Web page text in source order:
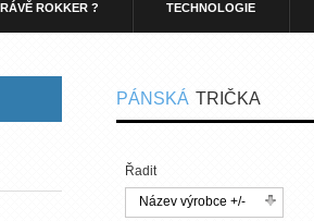
ROKKER ? TECHNOLOGIE
PÁNSKÁ TRIČKA
Řadit
Název výrobce +/-